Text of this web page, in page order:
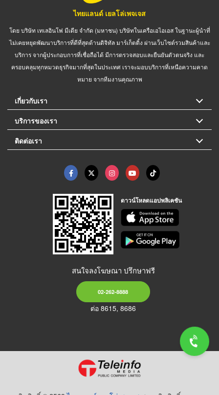
ไทยแลนด์ เยลโล่เพจเจส
โดย บริษัท เทเลอินโฟ มีเดีย จำกัด (มหาชน) บริษัทในเครือเอไอเอส ในฐานะผู้นำที่
ไม่เคยหยุดพัฒนาบริการที่ดีที่สุดด้านดิจิทัล มาร์เก็ตติ้ง ผ่านเว็บไซต์รวมสินค้าและ
บริการ จากผู้ประกอบการที่เชื่อถือได้ มีการตรวจสอบและยืนยันตัวตนจริง และ
ครอบคลุมทุกหมวดธุรกิจมากที่สุดในประเทศ เราจะมอบบริการที่เหนือความคาด
หมาย จากทีมงานคุณภาพ
เกี่ยวกับเรา
บริการของเรา
ติดต่อเรา
ดาวน์โหลดแอปพลิเคชัน
สนใจลงโฆษณา ปรึกษาฟรี
02-262-8888
ต่อ 8615, 8686